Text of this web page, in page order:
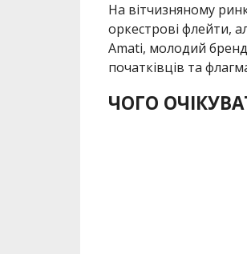
На вітчизняному
оркестрові флейти,
Amati, молодий бренд
початківців та
ЧОГО